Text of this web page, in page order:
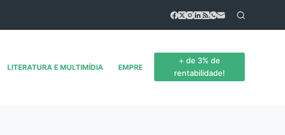
LITERATURA E MULTIMÍDIA EMPREENDEDORISMO
+ de 3% de
rentabilidade!